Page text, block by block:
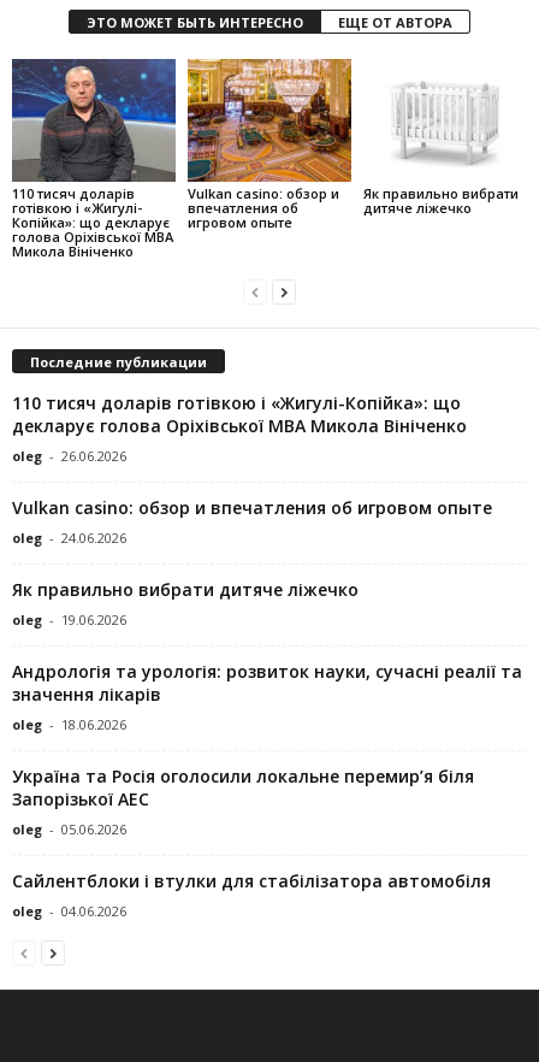
ЭТО МОЖЕТ БЫТЬ ИНТЕРЕСНО ЕЩЕ ОТ АВТОРА
110 тисяч доларів
готівкою і «Жигулі-
Копійка»: що декларує
голова Оріхівської МВА
Микола Вініченко
Vulkan casino: обзор и
впечатления об
игровом опыте
Як правильно вибрати
дитяче ліжечко
Последние публикации
110 тисяч доларів готівкою і «Жигулі-Копійка»: що
декларує голова Оріхівської МВА Микола Вініченко
oleg - 26.06.2026
Vulkan casino: обзор и впечатления об игровом опыте
oleg - 24.06.2026
Як правильно вибрати дитяче ліжечко
oleg - 19.06.2026
Андрологія та урологія: розвиток науки, сучасні реалії та
значення лікарів
oleg - 18.06.2026
Україна та Росія оголосили локальне перемир’я біля
Запорізької АЕС
oleg - 05.06.2026
Сайлентблоки і втулки для стабілізатора автомобіля
oleg - 04.06.2026